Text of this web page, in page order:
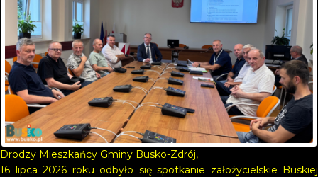
Drodzy Mieszkańcy Gminy Busko-Zdrój,
16 lipca 2026 roku odbyło się spotkanie założycielskie Buskiej